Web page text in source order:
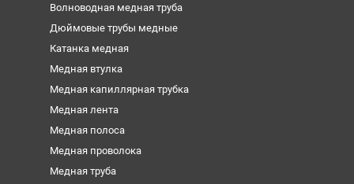
Волноводная медная труба
Дюймовые трубы медные
Катанка медная
Медная втулка
Медная капиллярная трубка
Медная лента
Медная полоса
Медная проволока
Медная труба